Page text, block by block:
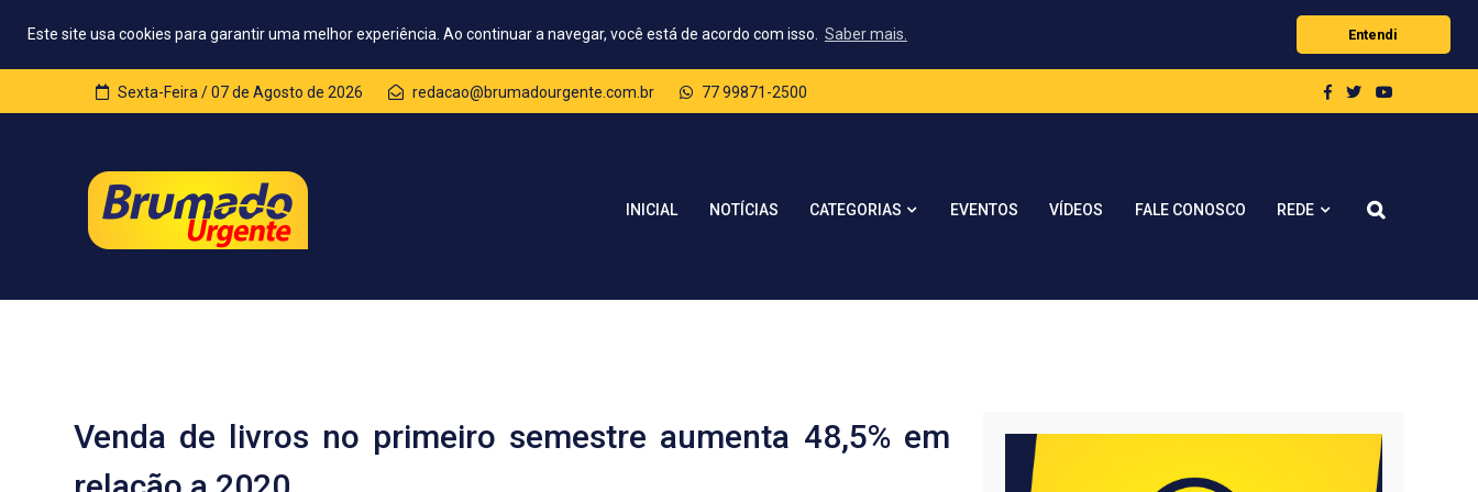
Este site usa cookies para garantir uma melhor experiência. Ao continuar a navegar, você está de acordo com isso. Saber mais. Entendi
Sexta-Feira / 07 de Agosto de 2026 redacao@brumadourgente.com.br 77 99871-2500
INICIAL NOTÍCIAS CATEGORIAS EVENTOS VÍDEOS FALE CONOSCO REDE
Venda de livros no primeiro semestre aumenta 48,5% em